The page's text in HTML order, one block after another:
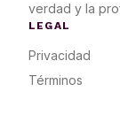
verdad y la
LEGAL
Privacidad
Términos